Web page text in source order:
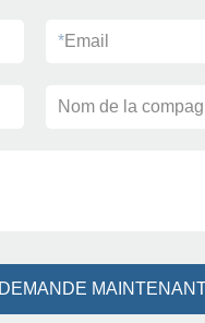
*Email
Nom de la